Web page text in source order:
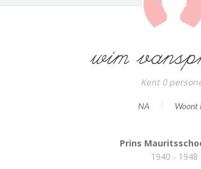
wim
Kent 0
NA Woont
Prins
1940 - 1948